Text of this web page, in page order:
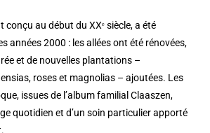
conçu au début du XXᵉ siècle, a été
années 2000 : les allées ont été rénovées,
et de nouvelles plantations –
roses et magnolias – ajoutées. Les
issues de l’album familial Claaszen,
quotidien et d’un soin particulier apporté